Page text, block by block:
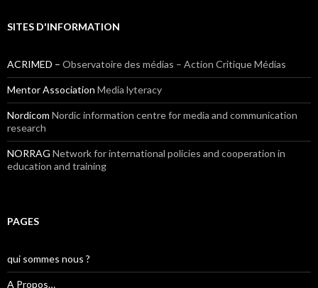
SITES D'INFORMATION
ACRIMED – Observatoire des médias – Action Critique Médias
Mentor Association Media lyteracy
Nordicom Nordic information centre for media and communication
research
NORRAG Network for international policies and cooperation in
education and training
PAGES
qui sommes nous ?
A Propos…